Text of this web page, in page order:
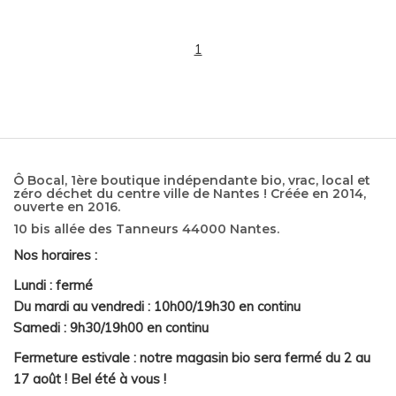
1
Ô Bocal, 1ère boutique indépendante bio, vrac, local et
zéro déchet du centre ville de Nantes ! Créée en 2014,
ouverte en 2016.
10 bis allée des Tanneurs 44000 Nantes.
Nos horaires :
Lundi : fermé
Du mardi au vendredi : 10h00/19h30 en continu
Samedi : 9h30/19h00 en continu
Fermeture estivale : notre magasin bio sera fermé du 2 au
17 août ! Bel été à vous !